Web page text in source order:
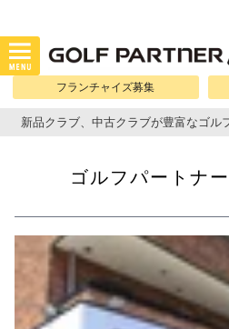
フランチャイズ募集
新品クラブ、中古クラブが豊富なゴル
ゴルフパートナ